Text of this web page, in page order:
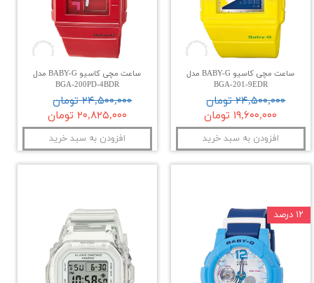
ساعت مچی کاسیو BABY-G مدل
BGA-201-9EDR
۲۴,۵۰۰,۰۰۰ تومان
۱۹,۶۰۰,۰۰۰ تومان
افزودن به سبد خرید
ساعت مچی کاسیو BABY-G مدل
BGA-200PD-4BDR
۲۴,۵۰۰,۰۰۰ تومان
۲۰,۸۲۵,۰۰۰ تومان
افزودن به سبد خرید
۱۲ درصد